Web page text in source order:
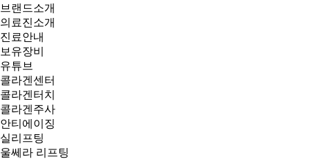
브랜드소개
의료진소개
진료안내
보유장비
유튜브
콜라겐센터
콜라겐터치
콜라겐주사
안티에이징
실리프팅
울쎄라 리프팅